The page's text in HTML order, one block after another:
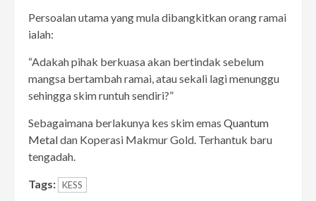
Persoalan utama yang mula dibangkitkan orang ramai
ialah:
“Adakah pihak berkuasa akan bertindak sebelum
mangsa bertambah ramai, atau sekali lagi menunggu
sehingga skim runtuh sendiri?”
Sebagaimana berlakunya kes skim emas Quantum
Metaldan Koperasi Makmur Gold. Terhantuk baru
tengadah.
Tags: KESS